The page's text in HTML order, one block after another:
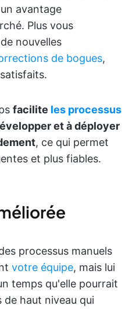
avantage
Plus vous
nouvelles
de bogues,
facilite les processus
et à déployer
, ce qui permet
et plus fiables.
processus manuels
votre équipe, mais lui
temps qu'elle pourrait
haut niveau qui